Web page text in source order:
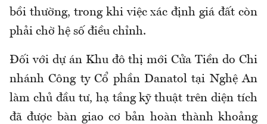
bồi thường, trong khi việc xác định giá đất còn
phải chờ hệ số điều chỉnh.
Đối với dự án Khu đô thị mới Cửa Tiền do Chi
nhánh Công ty Cổ phần Danatol tại Nghệ An
làm chủ đầu tư, hạ tầng kỹ thuật trên diện tích
đã được bàn giao cơ bản hoàn thành khoảng